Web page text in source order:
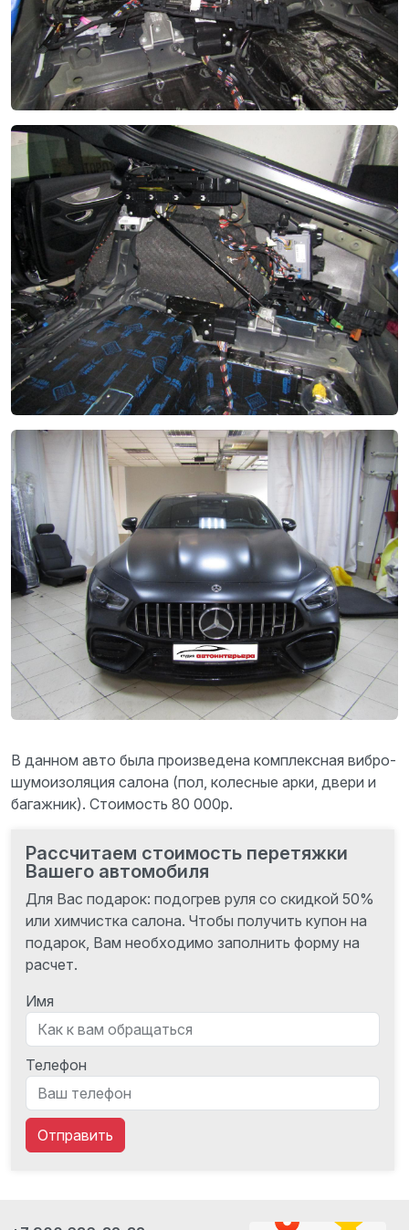
В данном авто была произведена комплексная вибро-
шумоизоляция салона (пол, колесные арки, двери и
багажник). Стоимость 80 000р.
Рассчитаем стоимость перетяжки
Вашего автомобиля
Для Вас подарок: подогрев руля со скидкой 50%
или химчистка салона. Чтобы получить купон на
подарок, Вам необходимо заполнить форму на
расчет.
Имя
Телефон
Отправить